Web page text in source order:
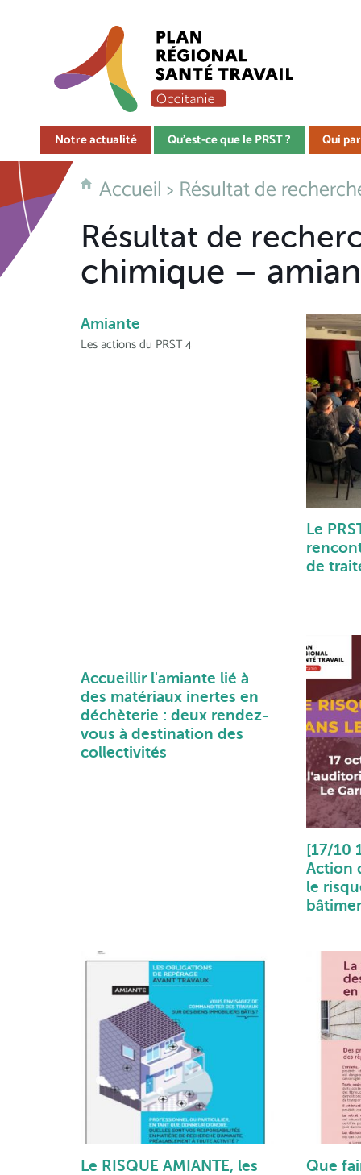
Notre actualité Qu'est-ce que le PRST ? Qui
Accueil> Résultat de
Résultat de
chimique –
Amiante
Les actions du PRST 4
Le
de
Accueillir l'amiante lié à
des matériaux inertes en
déchèterie : deux rendez-
vous à destination des
collectivités
[17/10
Action
le
Le RISQUE AMIANTE, les
Que